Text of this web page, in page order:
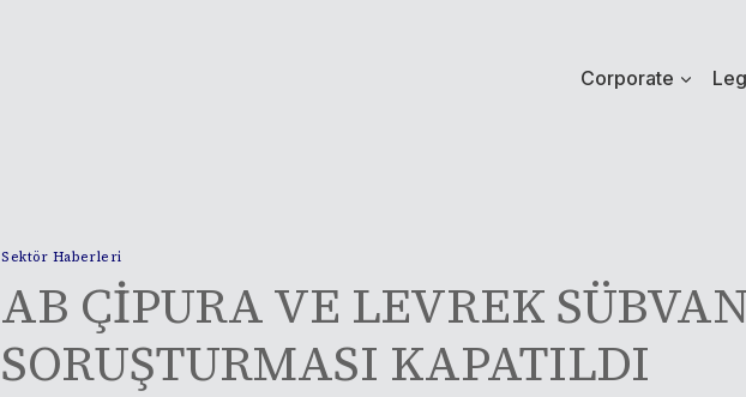
Corporate
Sektör Haberleri
AB ÇİPURA VE LEVREK
SORUŞTURMASI KAPATILDI